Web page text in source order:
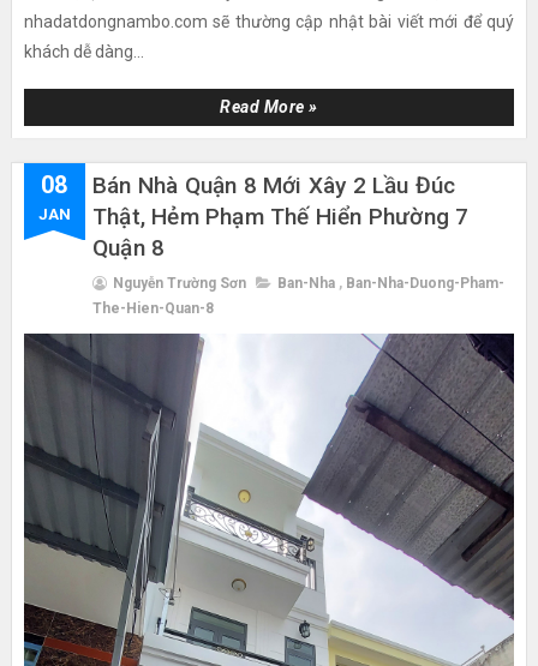
nhadatdongnambo.com sẽ thường cập nhật bài viết mới để quý
khách dễ dàng...
Read More »
08
JAN
Bán Nhà Quận 8 Mới Xây 2 Lầu Đúc
Thật, Hẻm Phạm Thế Hiển Phường 7
Quận 8
Nguyễn Trường Sơn Ban-Nha , Ban-Nha-Duong-Pham-
The-Hien-Quan-8